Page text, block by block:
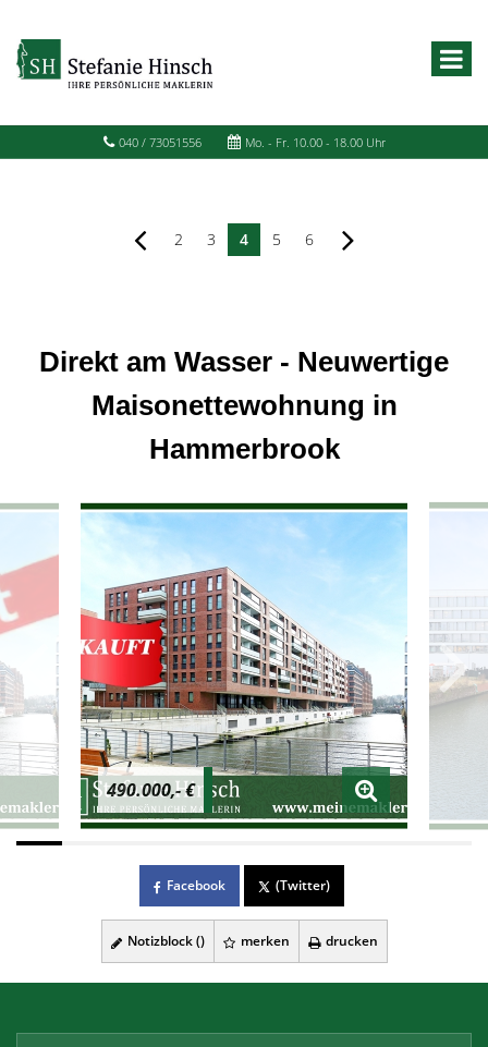
040 / 73051556 Mo. - Fr. 10.00 - 18.00 Uhr
2 3 4 5 6
Direkt am Wasser - Neuwertige
Maisonettewohnung in
Hammerbrook
490.000,- €
Facebook (Twitter)
Notizblock () merken drucken